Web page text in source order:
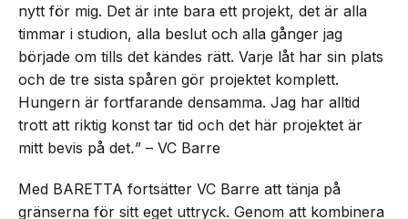
nytt för mig. Det är inte bara ett projekt, det är alla
timmar i studion, alla beslut och alla gånger jag
började om tills det kändes rätt. Varje låt har sin plats
och de tre sista spåren gör projektet komplett.
Hungern är fortfarande densamma. Jag har alltid
trott att riktig konst tar tid och det här projektet är
mitt bevis på det.” – VC Barre
Med BARETTA fortsätter VC Barre att tänja på
gränserna för sitt eget uttryck. Genom att kombinera